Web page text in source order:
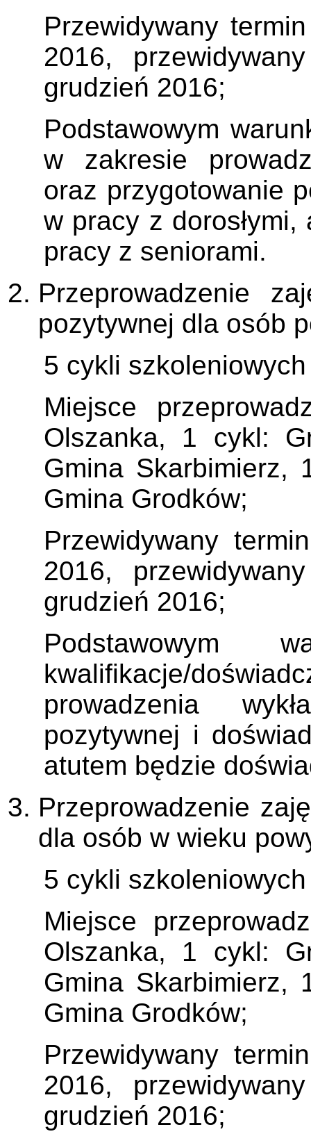
Przewidywany
2016,
grudzień 2016;
Podstawowym
w zakresie
oraz przygotowanie
w pracy z
pracy z seniorami.
Przeprowadzenie
pozytywnej dla osób
5 cykli
Miejsce
Olszanka, 1 cykl:
Gmina Skarbimierz,
Gmina Grodków;
Przewidywany
2016,
grudzień 2016;
Podstawowym
kwalifikacje/
prowadzenia
pozytywnej i
atutem będzie
Przeprowadzenie
dla osób w wieku
5 cykli
Miejsce
Olszanka, 1 cykl:
Gmina Skarbimierz,
Gmina Grodków;
Przewidywany
2016,
grudzień 2016;